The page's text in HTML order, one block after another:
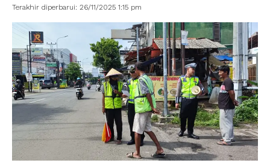
Terakhir diperbarui: 26/11/2025 1:15 pm